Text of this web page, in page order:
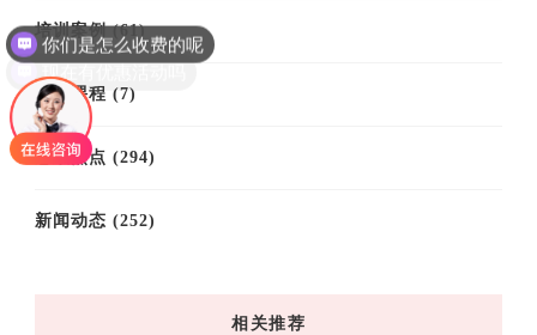
培训案例(61)
培训课程 (7)
思政热点 (294)
新闻动态 (252)
相关推荐
现在有优惠活动吗